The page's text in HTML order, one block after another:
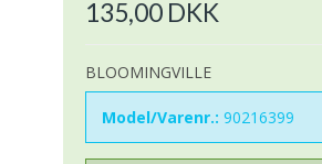
135,00 DKK
BLOOMINGVILLE
Model/Varenr.: 90216399